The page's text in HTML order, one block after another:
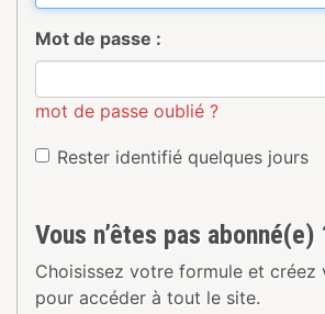
Mot de passe :
mot de passe oublié ?
Rester identifié quelques jours
Vous n’êtes pas abonné(e)
Choisissez votre formule et
pour accéder à tout le site.